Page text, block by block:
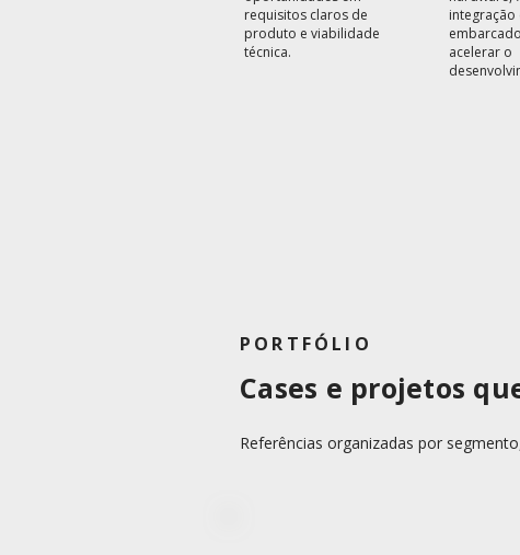
requisitos claros de
produto e viabilidade
técnica.
integração
acelerar o
PORTFÓLIO
Cases e projetos
Referências organizadas por